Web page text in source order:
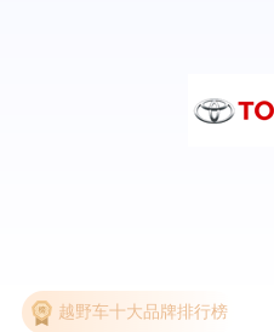
越野车十大品牌排行榜